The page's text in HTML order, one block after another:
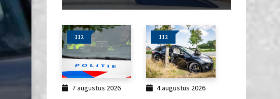
112
7 augustus 2026
112
4 augustus 2026